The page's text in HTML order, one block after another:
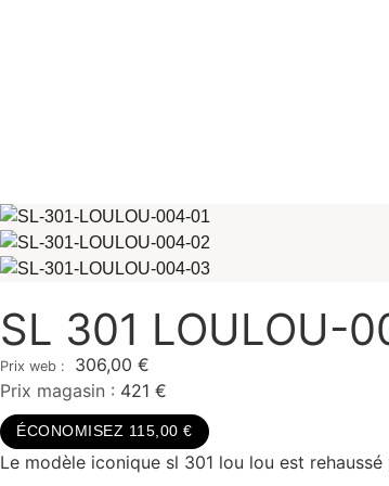
SL 301 LOULOU-
306,00 €
Prix magasin : 421 €
ÉCONOMISEZ 115,00 €
Le modèle iconique sl 301 lou lou est